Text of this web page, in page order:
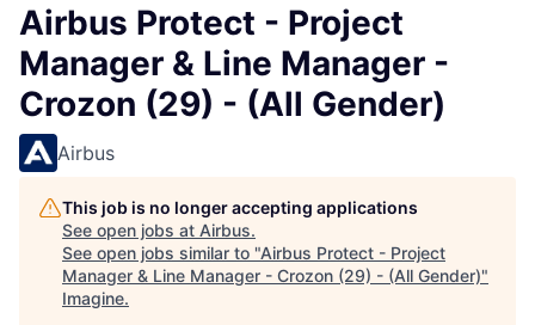
Airbus Protect - Project
Manager & Line Manager -
Crozon (29) - (All Gender)
Airbus
This job is no longer accepting applications
See open jobs at Airbus.
See open jobs similar to "Airbus Protect - Project
Manager & Line Manager - Crozon (29) - (All Gender)"
Imagine.